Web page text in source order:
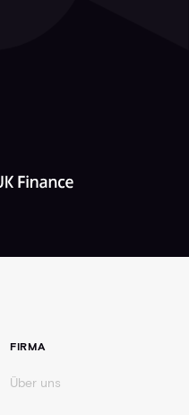
FIRMA
Über uns